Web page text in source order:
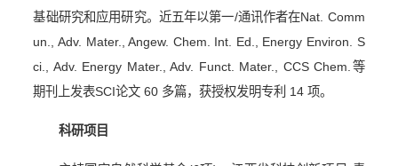
基础研究和应用研究。近五年以第一/通讯作者在Nat. Comm
un., Adv. Mater., Angew. Chem. Int. Ed., Energy Environ. S
ci., Adv. Energy Mater., Adv. Funct. Mater., CCS Chem. 等
期刊上发表SCI论文 60 多篇，获授权发明专利 14项。
科研项目